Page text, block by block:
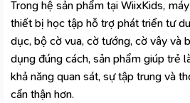
Trong hệ sản phẩm tại WiixKids,
thiết bị học tập hỗ trợ phát triển tư
dục, bộ cờ vua, cờ tướng, cờ vây và
dụng đúng cách, sản phẩm giúp trẻ
khả năng quan sát, sự tập trung và
cẩn thận hơn.